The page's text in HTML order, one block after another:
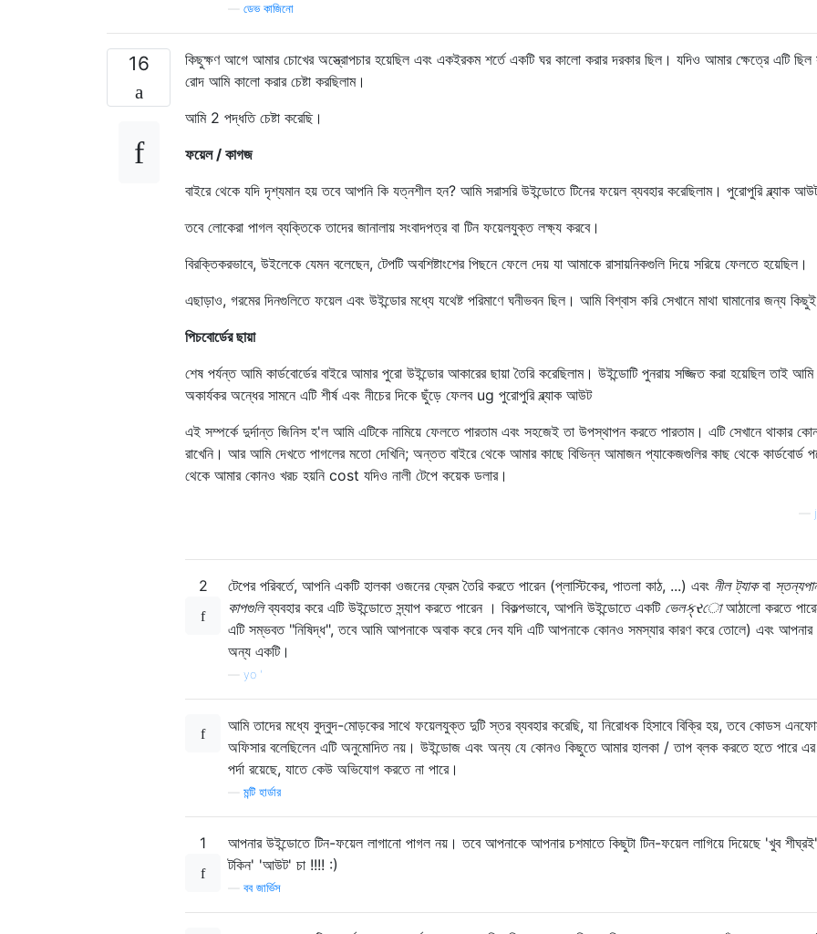
ডেভ কাজিনো
16
কিছুক্ষণ আগে আমার চোখের অস্ত্রোপচার হয়েছিল এবং একইরকম শর্তে একটি ঘর কালো করার দরকার ছিল। যদিও আমার ক্ষেত্রে এটি ছিল
রোদ আমি কালো করার চেষ্টা করছিলাম।
আমি 2 পদ্ধতি চেষ্টা করেছি।
ফয়েল / কাগজ
বাইরে থেকে যদি দৃশ্যমান হয় তবে আপনি কি যত্নশীল হন? আমি সরাসরি উইন্ডোতে টিনের ফয়েল ব্যবহার করেছিলাম। পুরোপুরি ব্ল্যাক
তবে লোকেরা পাগল ব্যক্তিকে তাদের জানালায় সংবাদপত্র বা টিন ফয়েলযুক্ত লক্ষ্য করবে।
বিরক্তিকরভাবে, উইলেকে যেমন বলেছেন, টেপটি অবশিষ্টাংশের পিছনে ফেলে দেয় যা আমাকে রাসায়নিকগুলি দিয়ে সরিয়ে ফেলতে হয়েছিল।
এছাড়াও, গরমের দিনগুলিতে ফয়েল এবং উইন্ডোর মধ্যে যথেষ্ট পরিমাণে ঘনীভবন ছিল। আমি বিশ্বাস করি সেখানে মাথা ঘামানোর জন্য
পিচবোর্ডের ছায়া
শেষ পর্যন্ত আমি কার্ডবোর্ডের বাইরে আমার পুরো উইন্ডোর আকারের ছায়া তৈরি করেছিলাম। উইন্ডোটি পুনরায় সজ্জিত করা হয়েছিল তাই আমি
অকার্যকর অন্ধের সামনে এটি শীর্ষ এবং নীচের দিকে ছুঁড়ে ফেলব ug পুরোপুরি ব্ল্যাক আউট
এই সম্পর্কে দুর্দান্ত জিনিস হ'ল আমি এটিকে নামিয়ে ফেলতে পারতাম এবং সহজেই তা উপস্থাপন করতে পারতাম। এটি সেখানে থাকার
রাখেনি। আর আমি দেখতে পাগলের মতো দেখিনি; অন্তত বাইরে থেকে আমার কাছে বিভিন্ন আমাজন প্যাকেজগুলির কাছ থেকে কার্ডবোর্ড
থেকে আমার কোনও খরচ হয়নি cost যদিও নালী টেপে কয়েক ডলার।
2 টেপের পরিবর্তে, আপনি একটি হালকা ওজনের ফ্রেম তৈরি করতে পারেন (প্লাস্টিকের, পাতলা কাঠ, ...) এবং নীল ট্যাকবা
কাপগুলিব্যবহার করে এটি উইন্ডোতে স্ন্যাপ করতে পারেন । বিকল্পভাবে, আপনি উইন্ডোতে একটি ভেলક્રোআঠালো করতে
এটি সম্ভবত "নিষিদ্ধ", তবে আমি আপনাকে অবাক করে দেব যদি এটি আপনাকে কোনও সমস্যার কারণ করে তোলে) এবং আপনার
অন্য একটি।
yo '
আমি তাদের মধ্যে বুদ্বুদ-মোড়কের সাথে ফয়েলযুক্ত দুটি স্তর ব্যবহার করেছি, যা নিরোধক হিসাবে বিক্রি হয়, তবে কোডস
অফিসার বলেছিলেন এটি অনুমোদিত নয়। উইন্ডোজ এবং অন্য যে কোনও কিছুতে আমার হালকা / তাপ ব্লক করতে হতে পারে এর
পর্দা রয়েছে, যাতে কেউ অভিযোগ করতে না পারে।
মন্টি হার্ডার
1
আপনার উইন্ডোতে টিন-ফয়েল লাগানো পাগল নয়। তবে আপনাকে আপনার চশমাতে কিছুটা টিন-ফয়েল লাগিয়ে দিয়েছে 'খুব
টকিন' 'আউট' চা !!!! :)
বব জার্ভিস